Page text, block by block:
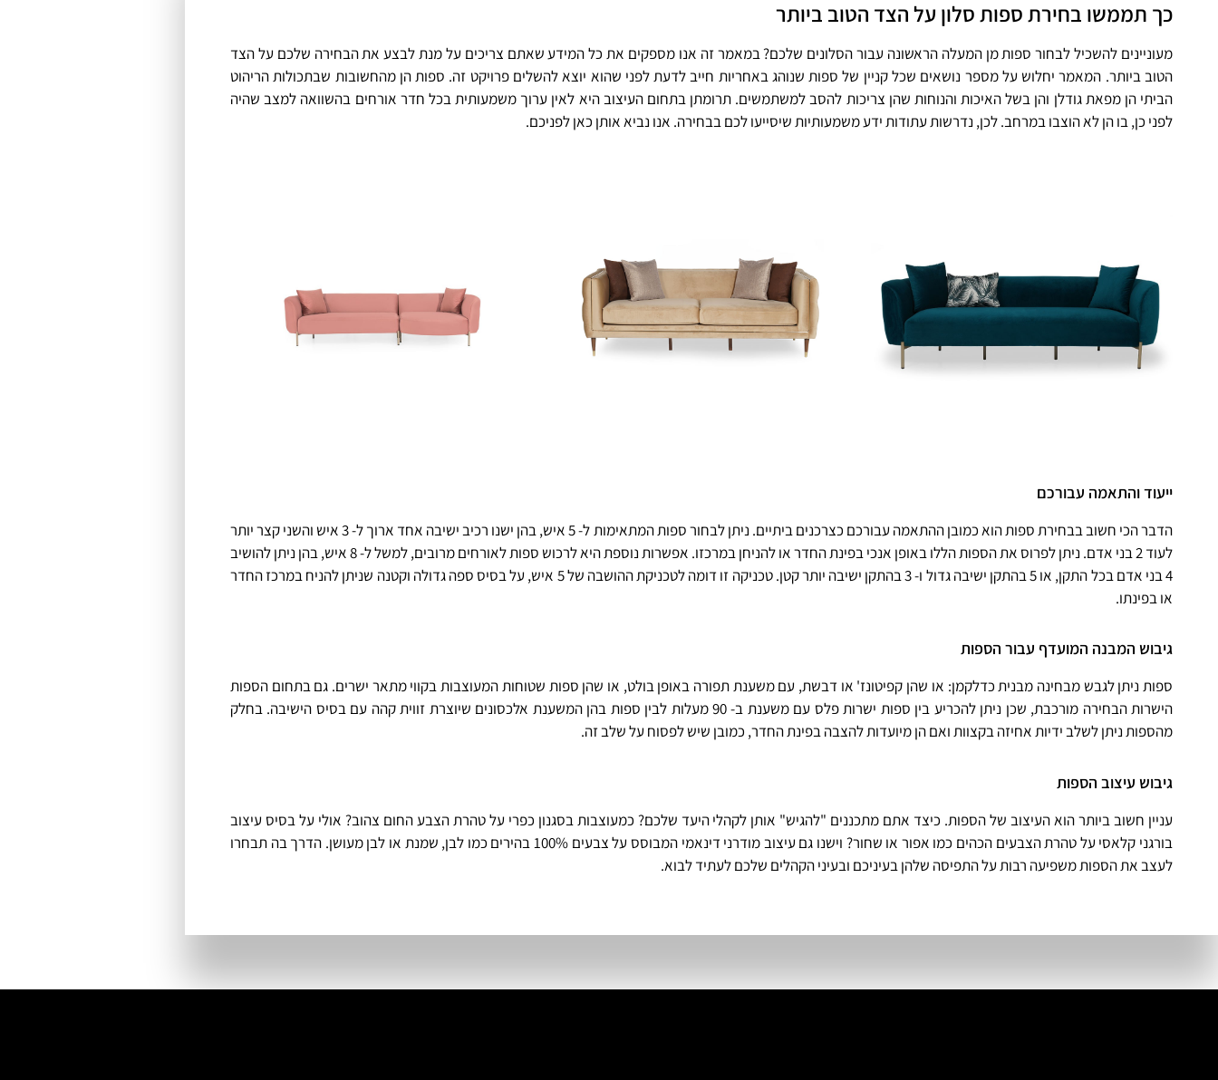
כך תממשו בחירת ספות סלון על הצד הטוב ביותר
מעוניינים להשכיל לבחור ספות מן המעלה הראשונה עבור הסלונים שלכם? במאמר זה אנו מספקים את כל המידע שאתם צריכים על מנת לבצע את הבחירה שלכם על הצד
הטוב ביותר. המאמר יחלוש על מספר נושאים שכל קניין של ספות שנוהג באחריות חייב לדעת לפני שהוא יוצא להשלים פרויקט זה. ספות הן מהחשובות שבתכולות הריהוט
הביתי הן מפאת גודלן והן בשל האיכות והנוחות שהן צריכות להסב למשתמשים. תרומתן בתחום העיצוב היא לאין ערוך משמעותית בכל חדר אורחים בהשוואה למצב שהיה
לפני כן, בו הן לא הוצבו במרחב. לכן, נדרשות עתודות ידע משמעותיות שיסייעו לכם בבחירה. אנו נביא אותן כאן לפניכם.
ייעוד והתאמה עבורכם
הדבר הכי חשוב בבחירת ספות הוא כמובן ההתאמה עבורכם כצרכנים ביתיים. ניתן לבחור ספות המתאימות ל- 5 איש, בהן ישנו רכיב ישיבה אחד ארוך ל- 3 איש והשני קצר יותר
לעוד 2 בני אדם. ניתן לפרוס את הספות הללו באופן אנכי בפינת החדר או להניחן במרכזו. אפשרות נוספת היא לרכוש ספות לאורחים מרובים, למשל ל- 8 איש, בהן ניתן להושיב
4 בני אדם בכל התקן, או 5 בהתקן ישיבה גדול ו- 3 בהתקן ישיבה יותר קטן. טכניקה זו דומה לטכניקת ההושבה של 5 איש, על בסיס ספה גדולה וקטנה שניתן להניח במרכז החדר
או בפינתו.
גיבוש המבנה המועדף עבור הספות
ספות ניתן לגבש מבחינה מבנית כדלקמן: או שהן קפיטונז' או דבשת, עם משענת תפורה באופן בולט, או שהן ספות שטוחות המעוצבות בקווי מתאר ישרים. גם בתחום הספות
הישרות הבחירה מורכבת, שכן ניתן להכריע בין ספות ישרות פלס עם משענת ב- 90 מעלות לבין ספות בהן המשענת אלכסונים שיוצרת זווית קהה עם בסיס הישיבה. בחלק
מהספות ניתן לשלב ידיות אחיזה בקצוות ואם הן מיועדות להצבה בפינת החדר, כמובן שיש לפסוח על שלב זה.
גיבוש עיצוב הספות
עניין חשוב ביותר הוא העיצוב של הספות. כיצד אתם מתכננים "להגיש" אותן לקהלי היעד שלכם? כמעוצבות בסגנון כפרי על טהרת הצבע החום צהוב? אולי על בסיס עיצוב
בורגני קלאסי על טהרת הצבעים הכהים כמו אפור או שחור? וישנו גם עיצוב מודרני דינאמי המבוסס על צבעים 100% בהירים כמו לבן, שמנת או לבן מעושן. הדרך בה תבחרו
לעצב את הספות משפיעה רבות על התפיסה שלהן בעיניכם ובעיני הקהלים שלכם לעתיד לבוא.